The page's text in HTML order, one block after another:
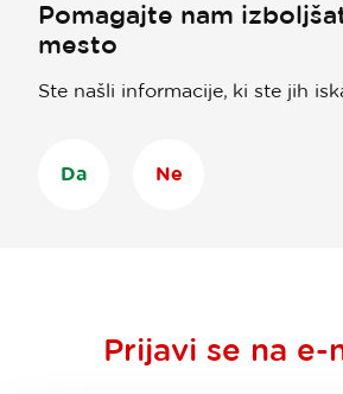
Pomagajte nam
mesto
Ste našli informacije, ki ste jih
Da Ne
Prijavi se na e-